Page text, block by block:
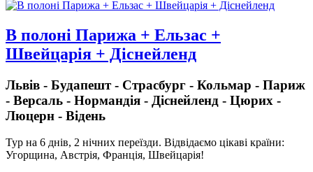
В полоні Парижа + Ельзас +
Швейцарія + Діснейленд
Львів - Будапешт - Страсбург - Кольмар - Париж
- Версаль - Нормандія - Діснейленд - Цюрих -
Люцерн - Відень
Тур на 6 днів, 2 нічних переїзди. Відвідаємо цікаві країни:
Угорщина, Австрія, Франція, Швейцарія!